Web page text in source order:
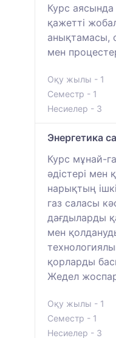
Курс аясында
қажетті
анықтамасы,
мен
Оқу жылы - 1
Семестр - 1
Несиелер - 3
Энергетика
Курс мұнай-
әдістері
нарықтың
газ саласы
дағдыларды
мен
қорларды
Жедел
Оқу жылы - 1
Семестр - 1
Несиелер - 3